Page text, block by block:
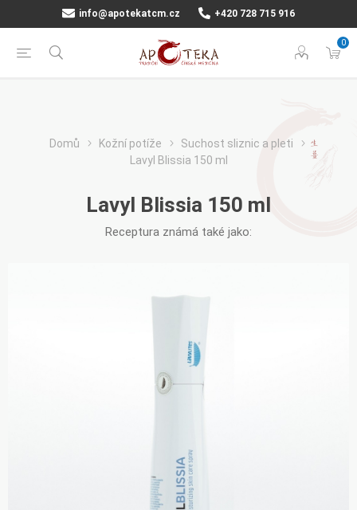
info@apotekatcm.cz +420 728 715 916
0
Domů Kožní potíže
Suchost sliznic a pleti
Lavyl Blissia 150 ml
Lavyl Blissia 150 ml
Receptura známá také jako: